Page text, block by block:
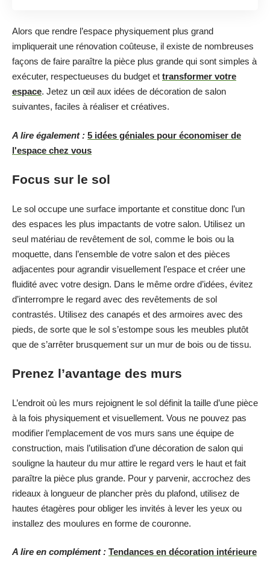
Alors que rendre l’espace physiquement plus grand
impliquerait une rénovation coûteuse, il existe de nombreuses
façons de faire paraître la pièce plus grande qui sont simples à
exécuter, respectueuses du budget et transformer votre
espace. Jetez un œil aux idées de décoration de salon
suivantes, faciles à réaliser et créatives.
A lire également : 5 idées géniales pour économiser de
l'espace chez vous
Focus sur le sol
Le sol occupe une surface importante et constitue donc l’un
des espaces les plus impactants de votre salon. Utilisez un
seul matériau de revêtement de sol, comme le bois ou la
moquette, dans l’ensemble de votre salon et des pièces
adjacentes pour agrandir visuellement l’espace et créer une
fluidité avec votre design. Dans le même ordre d’idées, évitez
d’interrompre le regard avec des revêtements de sol
contrastés. Utilisez des canapés et des armoires avec des
pieds, de sorte que le sol s’estompe sous les meubles plutôt
que de s’arrêter brusquement sur un mur de bois ou de tissu.
Prenez l’avantage des murs
L’endroit où les murs rejoignent le sol définit la taille d’une pièce
à la fois physiquement et visuellement. Vous ne pouvez pas
modifier l’emplacement de vos murs sans une équipe de
construction, mais l’utilisation d’une décoration de salon qui
souligne la hauteur du mur attire le regard vers le haut et fait
paraître la pièce plus grande. Pour y parvenir, accrochez des
rideaux à longueur de plancher près du plafond, utilisez de
hautes étagères pour obliger les invités à lever les yeux ou
installez des moulures en forme de couronne.
A lire en complément : Tendances en décoration intérieure